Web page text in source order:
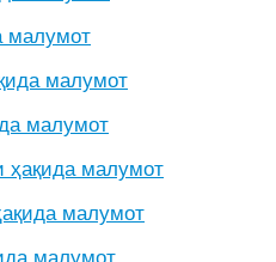
малумот
малумот
малумот